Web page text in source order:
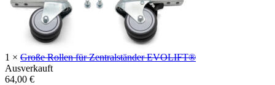
1 × Große Rollen für Zentralständer EVOLIFT®
Ausverkauft
64,00 €